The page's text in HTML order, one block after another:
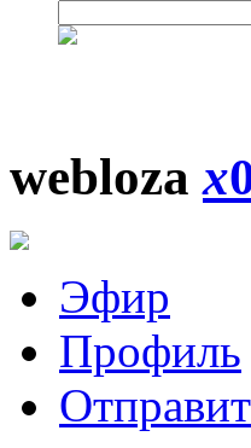
weblozax
Эфир
Профиль